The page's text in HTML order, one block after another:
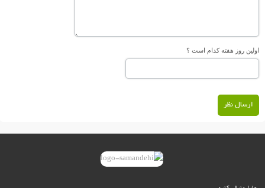
اولین روز هفته کدام است ؟
ارسال نظر